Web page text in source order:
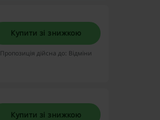
Купити зі знижкою
Пропозиція дійсна до: Відміни
Купити зі знижкою